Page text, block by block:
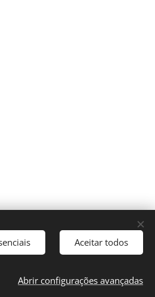
Aceitar todos
Abrir configurações avançadas